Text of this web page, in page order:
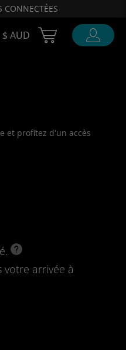
CONNECTÉES
$ AUD Cart Ubigi
et profitez d'un accès
votre arrivée à